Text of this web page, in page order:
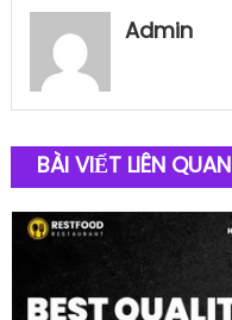
Admin
BÀI VIẾT LIÊN QUAN